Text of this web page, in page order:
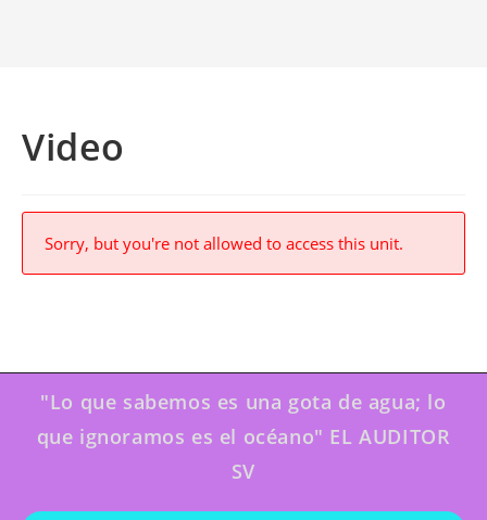
Video
Sorry, but you're not allowed to access this unit.
"Lo que sabemos es una gota de agua; lo
que ignoramos es el océano" EL AUDITOR
SV